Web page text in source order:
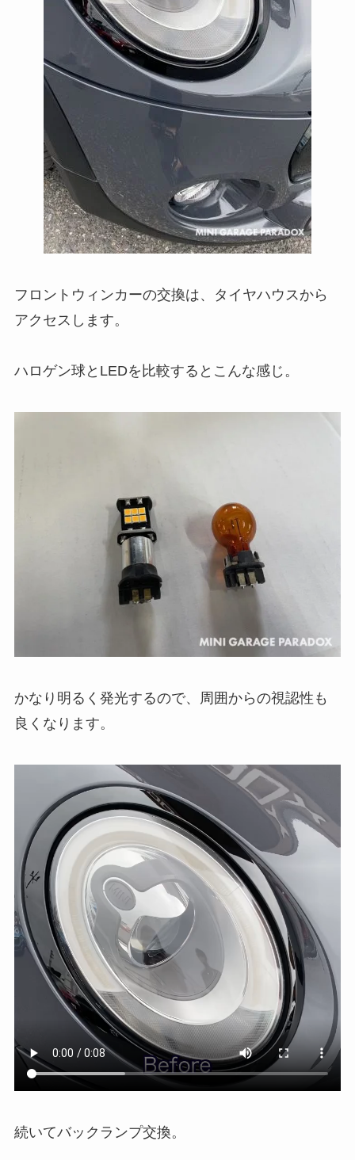
フロントウィンカーの交換は、タイヤハウスから
アクセスします。
ハロゲン球とLEDを比較するとこんな感じ。
かなり明るく発光するので、周囲からの視認性も
良くなります。
続いてバックランプ交換。